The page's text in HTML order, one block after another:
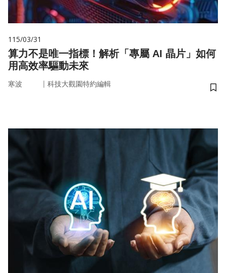
115/03/31
算力不是唯一指標！解析「專屬 AI 晶片」如何
用高效率驅動未來
寒波 ｜ 科技大觀園特約編輯
儲